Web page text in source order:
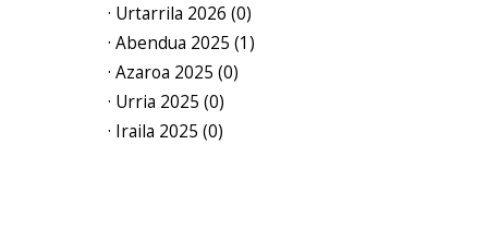
· Urtarrila 2026 (0)
· Abendua 2025 (1)
· Azaroa 2025 (0)
· Urria 2025 (0)
· Iraila 2025 (0)